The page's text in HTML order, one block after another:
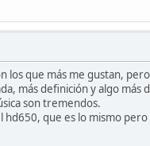
los que más me gustan,
más definición y algo
son tremendos.
hd650, que es lo mismo